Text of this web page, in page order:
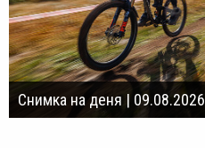
Снимка на деня | 09.08.2026